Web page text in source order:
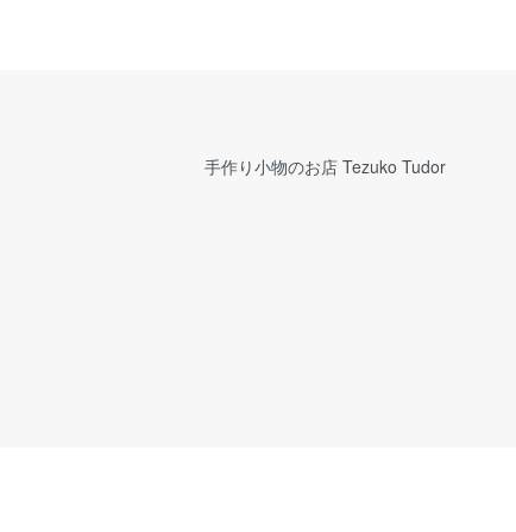
手作り小物のお店 Tezuko Tudor